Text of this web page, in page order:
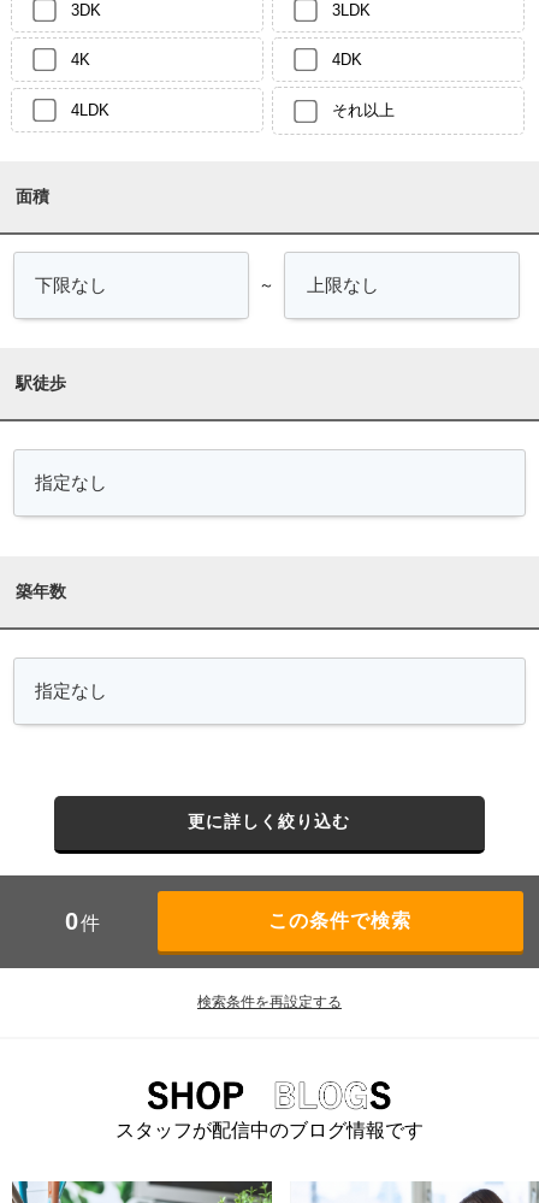
3DK 3LDK
4K 4DK
4LDK それ以上
面積
～
駅徒歩
築年数
更に詳しく絞り込む
0件
検索条件を再設定する
スタッフが配信中のブログ情報です